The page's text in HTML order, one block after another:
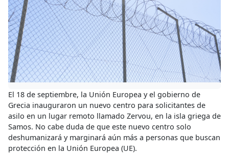
El 18 de septiembre, la Unión Europea y el gobierno de
Grecia inauguraron un nuevo centro para solicitantes de
asilo en un lugar remoto llamado Zervou, en la isla griega de
Samos. No cabe duda de que este nuevo centro solo
deshumanizará y marginará aún más a personas que buscan
protección en la Unión Europea (UE).